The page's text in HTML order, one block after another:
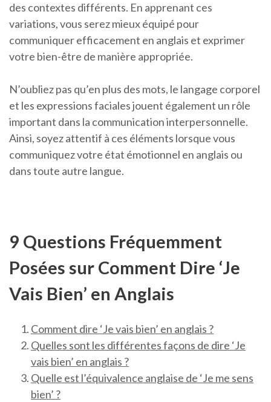
des contextes différents. En apprenant ces
variations, vous serez mieux équipé pour
communiquer efficacement en anglais et exprimer
votre bien-être de manière appropriée.
N’oubliez pas qu’en plus des mots, le langage corporel
et les expressions faciales jouent également un rôle
important dans la communication interpersonnelle.
Ainsi, soyez attentif à ces éléments lorsque vous
communiquez votre état émotionnel en anglais ou
dans toute autre langue.
9 Questions Fréquemment
Posées sur Comment Dire ‘Je
Vais Bien’ en Anglais
Comment dire ‘Je vais bien’ en anglais ?
Quelles sont les différentes façons de dire ‘Je
vais bien’ en anglais ?
Quelle est l’équivalence anglaise de ‘Je me sens
bien’ ?